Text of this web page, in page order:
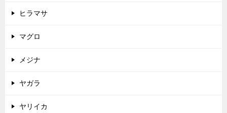
ヒラマサ
マグロ
メジナ
ヤガラ
ヤリイカ